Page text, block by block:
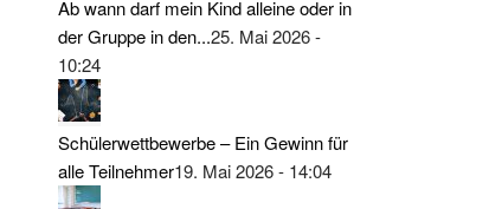
Ab wann darf mein Kind alleine oder in
der Gruppe in den...25. Mai 2026 -
10:24
Schülerwettbewerbe – Ein Gewinn für
alle Teilnehmer19. Mai 2026 - 14:04